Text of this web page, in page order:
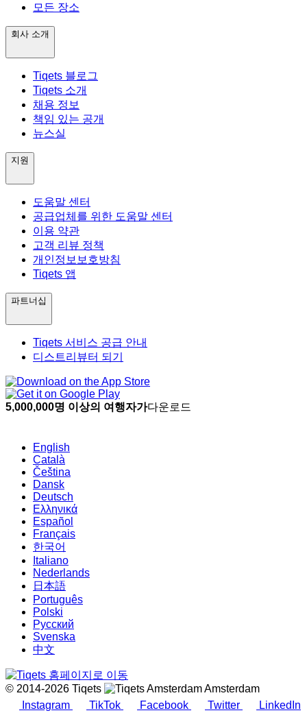
모든 장소
회사 소개
Tiqets 블로그
Tiqets 소개
채용 정보
책임 있는 공개
뉴스실
지원
도움말 센터
공급업체를 위한 도움말 센터
이용 약관
고객 리뷰 정책
개인정보보호방침
Tiqets 앱
파트너십
Tiqets 서비스 공급 안내
디스트리뷰터 되기
5,000,000명 이상의 여행자가다운로드
English
Català
Čeština
Dansk
Deutsch
Ελληνικά
Español
Français
한국어
Italiano
Nederlands
日本語
Português
Polski
Русский
Svenska
中文
© 2014-2026 Tiqets
Amsterdam
Instagram
TikTok Facebook Twitter LinkedIn